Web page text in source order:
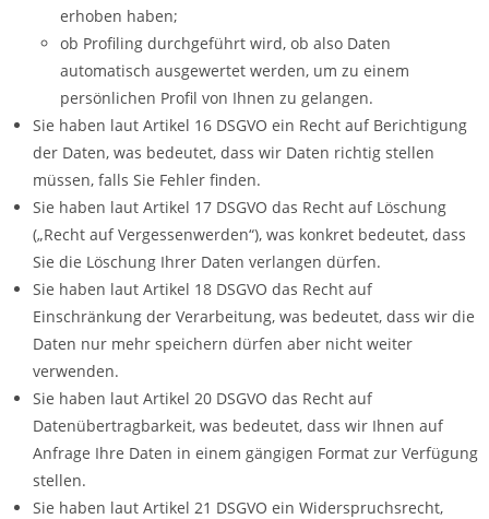
erhoben haben;
ob Profiling durchgeführt wird, ob also Daten
automatisch ausgewertet werden, um zu einem
persönlichen Profil von Ihnen zu gelangen.
Sie haben laut Artikel 16 DSGVO ein Recht auf Berichtigung
der Daten, was bedeutet, dass wir Daten richtig stellen
müssen, falls Sie Fehler finden.
Sie haben laut Artikel 17 DSGVO das Recht auf Löschung
(„Recht auf Vergessenwerden“), was konkret bedeutet, dass
Sie die Löschung Ihrer Daten verlangen dürfen.
Sie haben laut Artikel 18 DSGVO das Recht auf
Einschränkung der Verarbeitung, was bedeutet, dass wir die
Daten nur mehr speichern dürfen aber nicht weiter
verwenden.
Sie haben laut Artikel 20 DSGVO das Recht auf
Datenübertragbarkeit, was bedeutet, dass wir Ihnen auf
Anfrage Ihre Daten in einem gängigen Format zur Verfügung
stellen.
Sie haben laut Artikel 21 DSGVO ein Widerspruchsrecht,